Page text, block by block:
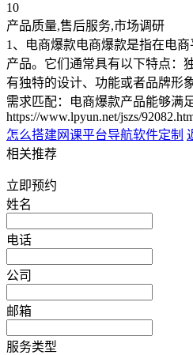
10
产品质量,售后服务,市场调研
1、电商爆款电商爆款是指在电
产品。它们通常具有以下特点：
有独特的设计、功能或者品牌形
需求匹配：电商爆款产品能够满
https://www.lpyun.net/jszs/
怎么搭建网课平台导航软件定制
相关推荐
立即预约
姓名
电话
公司
邮箱
服务类型